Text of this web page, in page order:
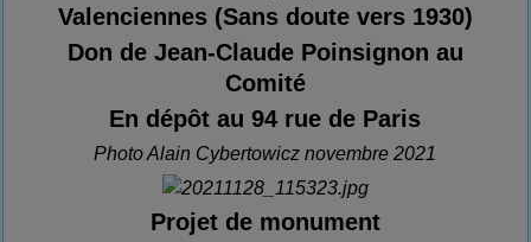
Valenciennes (Sans doute vers 1930)
Don de Jean-Claude Poinsignon au
Comité
En dépôt au 94 rue de Paris
Photo Alain Cybertowicz novembre 2021
Projet de monument